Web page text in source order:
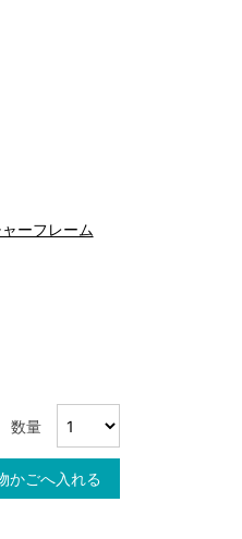
ーフレーム
数量
かごへ入れる